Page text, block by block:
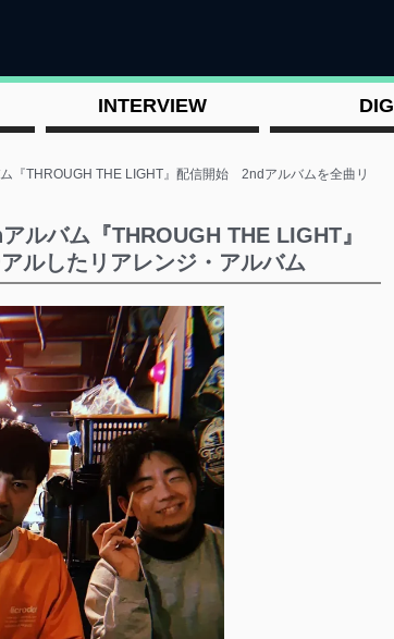
INTERVIEW DIG
『THROUGH THE LIGHT』配信開始 2ndアルバムを全曲リ
ルバム『THROUGH THE LIGHT』
ルしたリアレンジ・アルバム